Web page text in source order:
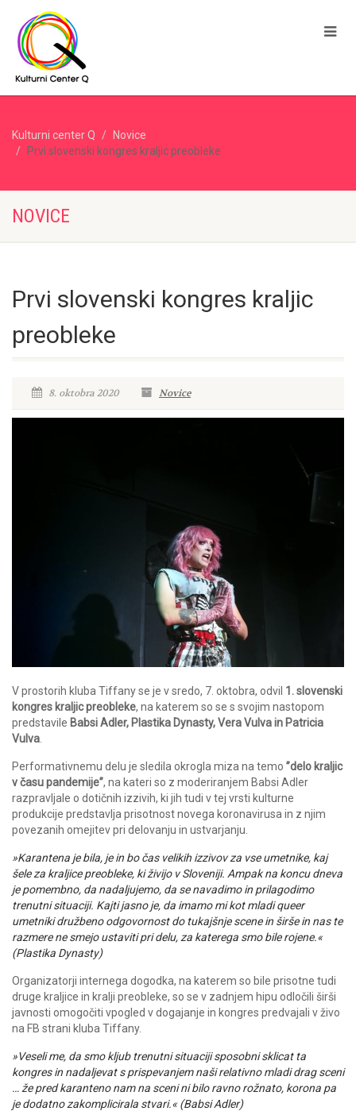
Kulturni center Q
Novice
Prvi slovenski kongres kraljic preobleke
NOVICE
Prvi slovenski kongres kraljic
preobleke
8. oktobra 2020 Novice
V prostorih kluba Tiffany se je v sredo, 7. oktobra, odvil 1. slovenski
kongres kraljic preobleke, na katerem so se s svojim nastopom
predstavile Babsi Adler, Plastika Dynasty, Vera Vulva in Patricia
Vulva
Performativnemu delu je sledila okrogla miza na temo ”delo kraljic
v času pandemije”, na kateri so z moderiranjem Babsi Adler
razpravljale o dotičnih izzivih, ki jih tudi v tej vrsti kulturne
produkcije predstavlja prisotnost novega koronavirusa in z njim
povezanih omejitev pri delovanju in ustvarjanju.
»Karantena je bila, je in bo čas velikih izzivov za vse umetnike, kaj
šele za kraljice preobleke, ki živijo v Sloveniji. Ampak na koncu dneva
je pomembno, da nadaljujemo, da se navadimo in prilagodimo
trenutni situaciji. Kajti jasno je, da imamo mi kot mladi queer
umetniki družbeno odgovornost do tukajšnje scene in širše in nas te
razmere ne smejo ustaviti pri delu, za katerega smo bile rojene.«
(Plastika Dynasty)
Organizatorji internega dogodka, na katerem so bile prisotne tudi
druge kraljice in kralji preobleke, so se v zadnjem hipu odločili širši
javnosti omogočiti vpogled v dogajanje in kongres predvajali v živo
na FB strani kluba Tiffany.
»Veseli me, da smo kljub trenutni situaciji sposobni sklicat ta
kongres in nadaljevat s prispevanjem naši relativno mladi drag sceni
… že pred karanteno nam na sceni ni bilo ravno rožnato, korona pa
je dodatno zakomplicirala stvari.« (Babsi Adler)